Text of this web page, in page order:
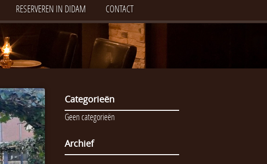
RESERVEREN IN DIDAM CONTACT
Categorieën
Geen categorieën
Archief